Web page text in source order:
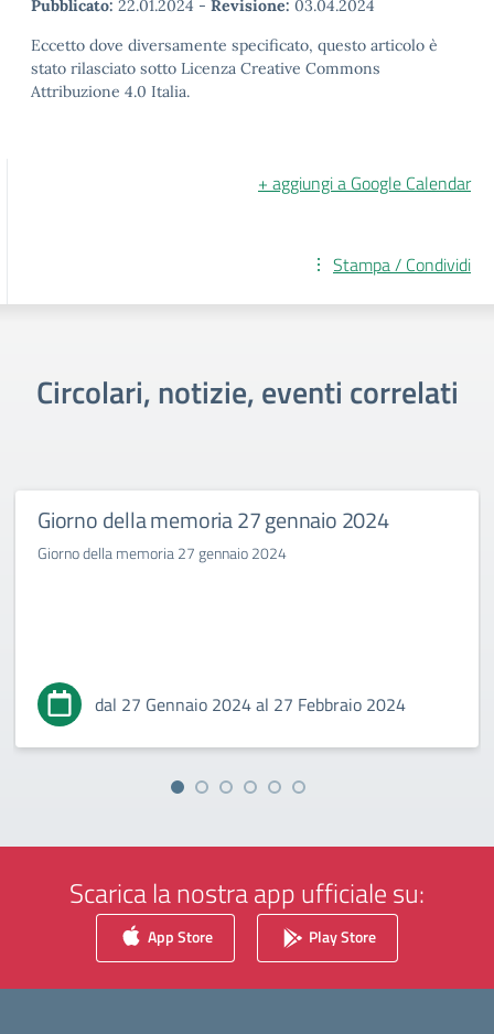
Pubblicato: 22.01.2024 - Revisione: 03.04.2024
Eccetto dove diversamente specificato, questo articolo è
stato rilasciato sotto Licenza Creative Commons
Attribuzione 4.0 Italia.
+ aggiungi a Google Calendar
Stampa / Condividi
Circolari, notizie, eventi correlati
Giorno della memoria 27 gennaio 2024
Giorno della memoria 27 gennaio 2024
dal 27 Gennaio 2024 al 27 Febbraio 2024
Scarica la nostra app ufficiale su:
App Store Play Store